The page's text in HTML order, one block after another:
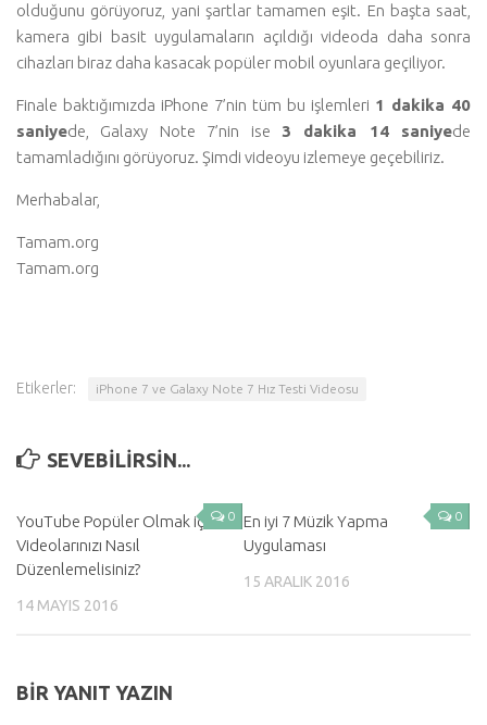
olduğunu görüyoruz, yani şartlar tamamen eşit. En başta saat,
kamera gibi basit uygulamaların açıldığı videoda daha sonra
cihazları biraz daha kasacak popüler mobil oyunlara geçiliyor.
Finale baktığımızda iPhone 7’nin tüm bu işlemleri 1 dakika 40
saniyede, Galaxy Note 7’nin ise 3 dakika 14 saniyede
tamamladığını görüyoruz. Şimdi videoyu izlemeye geçebiliriz.
Merhabalar,
Tamam.org
Tamam.org
Etikerler: iPhone 7 ve Galaxy Note 7 Hız Testi Videosu
SEVEBILIRSIN...
0
YouTube Popüler Olmak için
Videolarınızı Nasıl
Düzenlemelisiniz?
14 MAYIS 2016
0
En iyi 7 Müzik Yapma
Uygulaması
15 ARALIK 2016
BIR YANIT YAZIN